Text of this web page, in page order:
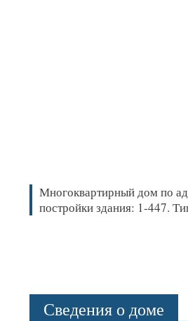
Многоквартирный дом по
постройки здания: 1-447.
Сведения о доме